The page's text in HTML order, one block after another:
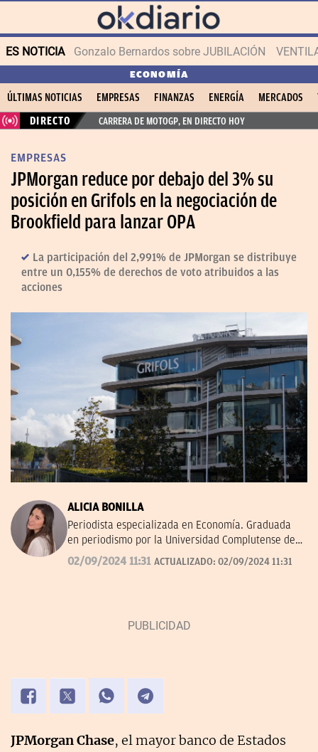
ES NOTICIA Gonzalo Bernardos sobre JUBILACIÓN
ECONOMÍA
ÚLTIMAS NOTICIAS EMPRESAS FINANZAS ENERGÍA MERCADOS
DIRECTO
CARRERA DE MOTOGP, EN DIRECTO HOY
EMPRESAS
JPMorgan reduce por debajo del 3% su
posición en Grifols en la negociación de
Brookfield para lanzar OPA
La participación del 2,991% de JPMorgan se distribuye
entre un 0,155% de derechos de voto atribuidos a las
acciones
ALICIA BONILLA
Periodista especializada en Economía. Graduada
en periodismo por la Universidad Complutense de
Madrid.
02/09/2024 11:31 ACTUALIZADO: 02/09/2024 11:31
JPMorgan Chase, el mayor banco de Estados